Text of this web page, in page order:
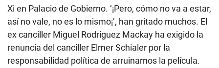
Xi en Palacio de Gobierno. ‘¡Pero, cómo no va a estar,
así no vale, no es lo mismo¡’, han gritado muchos. El
ex canciller Miguel Rodríguez Mackay ha exigido la
renuncia del canciller Elmer Schialer por la
responsabilidad política de arruinarnos la película.